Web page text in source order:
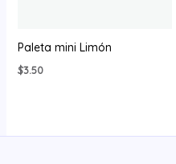
Paleta mini Limón
$3.50